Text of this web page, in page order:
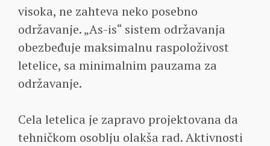
visoka, ne zahteva neko posebno
održavanje. „As-is“ sistem održavanja
obezbeđuje maksimalnu raspoloživost
letelice, sa minimalnim pauzama za
održavanje.
Cela letelica je zapravo projektovana da
tehničkom osoblju olakša rad. Aktivnosti